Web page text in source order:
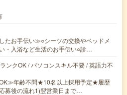
たお手伝い≫○シーツの交換やベッドメ
・入浴など生活のお手伝い○診…
ンクOK / パソコンスキル不要 / 英語力不
年齢不問★10名以上採用予定★履歴
募後の流れ1)翌営業日まで…